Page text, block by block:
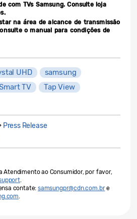
com TVs Samsung. Consulte loja
na área de alcance de transmissão
o manual para condições de
UHD
samsung
TV
Tap View
Press Release
Atendimento ao Consumidor, por favor,
.
contate: samsungpr@cdn.com.bre
.